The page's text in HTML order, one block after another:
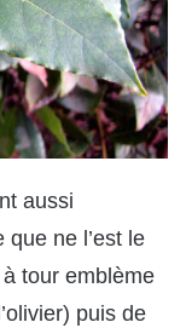
aussi
que ne l’est le
tour emblème
puis de